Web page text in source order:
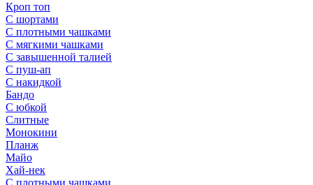
Кроп топ
С шортами
С плотными чашками
С мягкими чашками
С завышенной талией
С пуш-ап
С накидкой
Бандо
С юбкой
Слитные
Монокини
Планж
Майо
Хай-нек
С плотными чашками